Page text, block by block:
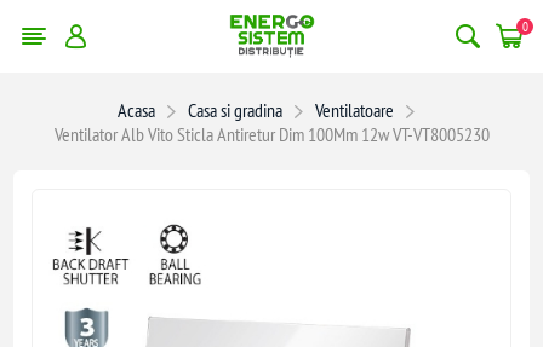
0
Acasa Casa si gradina
Ventilatoare
Ventilator Alb Vito Sticla Antiretur Dim 100Mm 12w VT-VT8005230